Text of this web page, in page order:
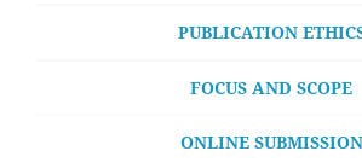
PUBLICATION
FOCUS AND SCOPE
ONLINE SUBMISSION